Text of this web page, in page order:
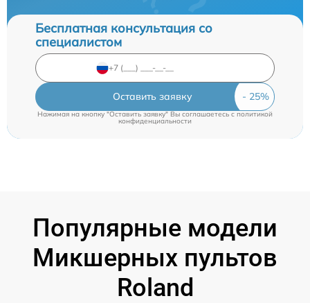
Бесплатная консультация со
специалистом
Оставить заявку
Нажимая на кнопку "Оставить заявку" Вы соглашаетесь cполитикой
конфиденциальности
Популярные модели
Микшерных пультов
Roland